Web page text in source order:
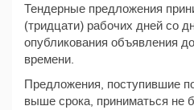
Тендерные предложения
(тридцати) рабочих дней со
опубликования объявления
времени.
Предложения, поступившие
выше срока, приниматься не